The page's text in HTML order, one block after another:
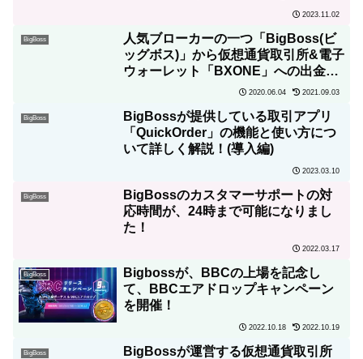
2023.11.02
BigBoss
人気ブローカーの一つ「BigBoss(ビ
ッグボス)」から仮想通貨取引所&電子
ウォーレット「BXONE」への出金が
2020.06.04 2021.09.03
BigBoss
BigBossが提供している取引アプリ
「QuickOrder」の機能と使い方につ
いて詳しく解説！(導入編)
2023.03.10
BigBoss
BigBossのカスタマーサポートの対
応時間が、24時まで可能になりまし
た！
2022.03.17
BigBoss
Bigbossが、BBCの上場を記念し
て、BBCエアドロップキャンペーン
を開催！
2022.10.18 2022.10.19
BigBoss
BigBossが運営する仮想通貨取引所